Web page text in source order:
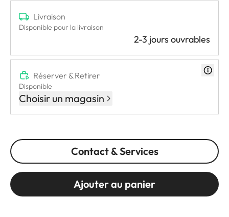
Livraison
Disponible pour la livraison
2-3 jours ouvrables
Réserver & Retirer
Disponible
Choisir un magasin
Contact & Services
Ajouter au panier